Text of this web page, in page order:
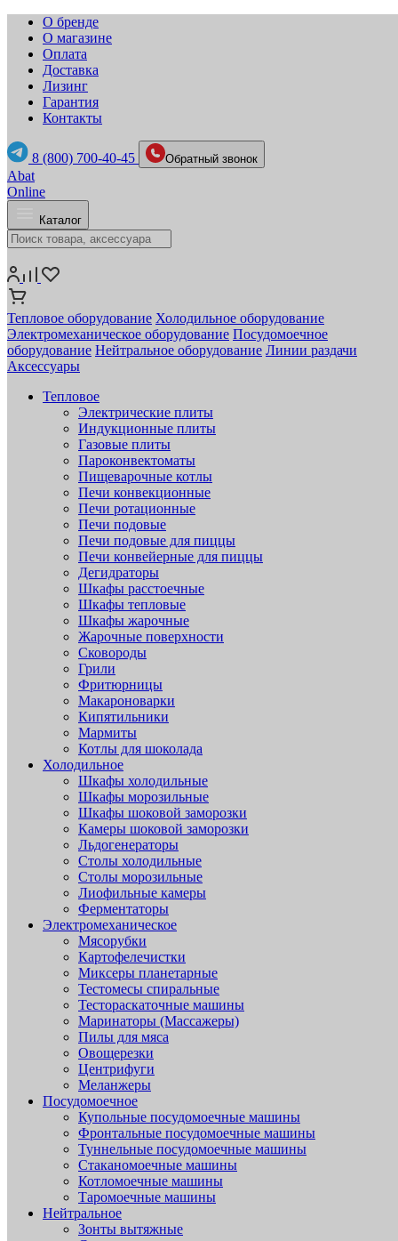
О бренде
О магазине
Оплата
Доставка
Лизинг
Гарантия
Контакты
8 (800) 700-40-45 Обратный звонок
Abat
Online
Каталог
Тепловое оборудование Холодильное оборудование
Электромеханическое оборудование Посудомоечное
оборудование Нейтральное оборудование Линии раздачи
Аксессуары
Тепловое
Электрические плиты
Индукционные плиты
Газовые плиты
Пароконвектоматы
Пищеварочные котлы
Печи конвекционные
Печи ротационные
Печи подовые
Печи подовые для пиццы
Печи конвейерные для пиццы
Дегидраторы
Шкафы расстоечные
Шкафы тепловые
Шкафы жарочные
Жарочные поверхности
Сковороды
Грили
Фритюрницы
Макароноварки
Кипятильники
Мармиты
Котлы для шоколада
Холодильное
Шкафы холодильные
Шкафы морозильные
Шкафы шоковой заморозки
Камеры шоковой заморозки
Льдогенераторы
Столы холодильные
Столы морозильные
Лиофильные камеры
Ферментаторы
Электромеханическое
Мясорубки
Картофелечистки
Миксеры планетарные
Тестомесы спиральные
Тестораскаточные машины
Маринаторы (Массажеры)
Пилы для мяса
Овощерезки
Центрифуги
Меланжеры
Посудомоечное
Купольные посудомоечные машины
Фронтальные посудомоечные машины
Туннельные посудомоечные машины
Стаканомоечные машины
Котломоечные машины
Таромоечные машины
Нейтральное
Зонты вытяжные